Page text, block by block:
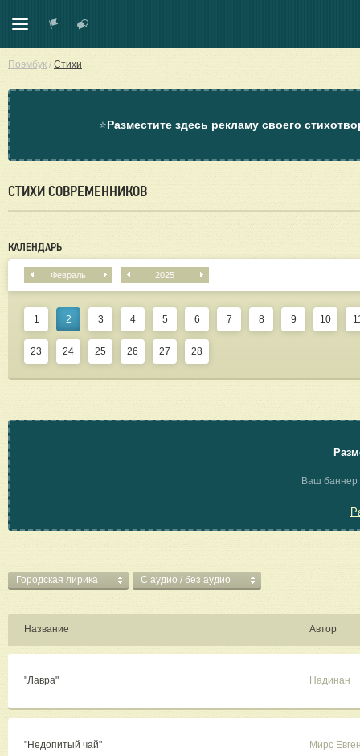
Поэмбук / Стихи
⭐Разместите здесь рекламу своего
СТИХИ СОВРЕМЕННИКОВ
КАЛЕНДАРЬ
Февраль 2025
1 2 3 4 5 6 7 8 9 10
23 24 25 26 27 28
Ваш баннер
Городская лирика C аудио / без аудио
Название Автор
"Лавра" Надинан
"Недопитый чай" Мирс